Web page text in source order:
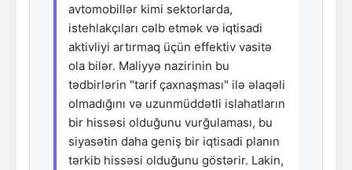
avtomobillər kimi sektorlarda,
istehlakçıları cəlb etmək və iqtisadi
aktivliyi artırmaq üçün effektiv vasitə
ola bilər. Maliyyə nazirinin bu
tədbirlərin "tarif çaxnaşması" ilə əlaqəli
olmadığını və uzunmüddətli islahatların
bir hissəsi olduğunu vurğulaması, bu
siyasətin daha geniş bir iqtisadi planın
tərkib hissəsi olduğunu göstərir. Lakin,